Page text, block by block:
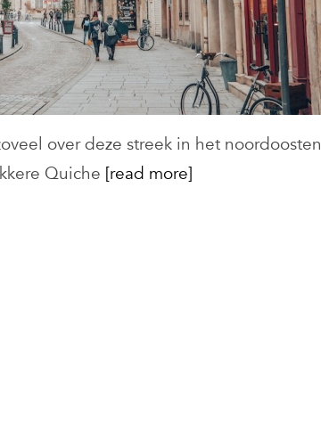
over deze streek in het noordoosten
Quiche [read more]